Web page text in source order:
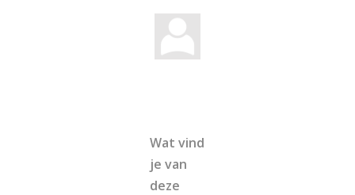
Wat vind
je van
deze